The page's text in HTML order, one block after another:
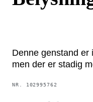
Denne genstand
men der er stadig
NR. 102995762